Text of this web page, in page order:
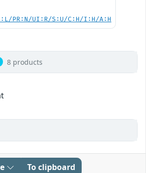
PR:N/UI:R/S:U/C:H/I:H/A:H
8 products
To clipboard